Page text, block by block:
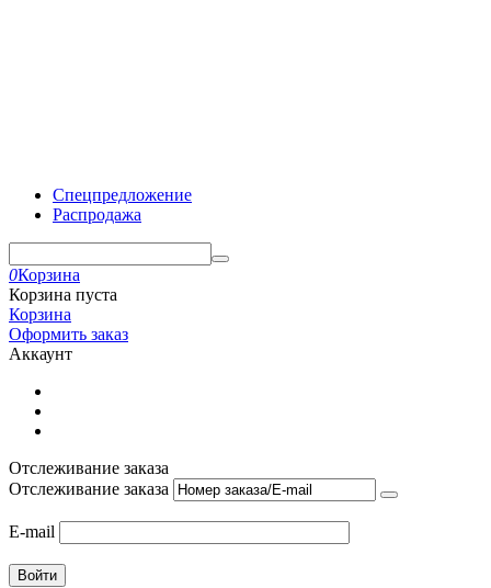
Спецпредложение
Распродажа
0Корзина
Корзина пуста
Корзина
Оформить заказ
Аккаунт
Отслеживание заказа
Отслеживание заказа
E-mail
Войти